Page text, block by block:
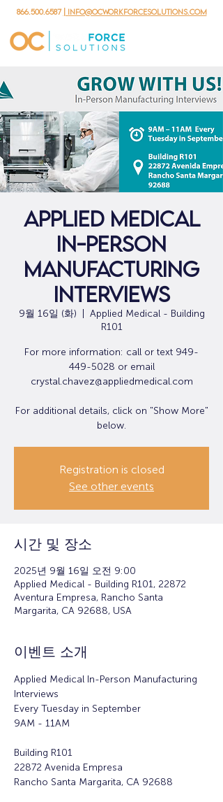
866.500.6587 | info@ocworkforcesolutions.com
Applied Medical
In-Person
Manufacturing
Interviews
9월 16일 (화)
Applied Medical - Building
R101
For more information: call or text 949-
449-5028 or email
crystal.chavez@appliedmedical.com
For additional details, click on "Show More"
below.
Registration is closed
See other events
시간 및 장소
2025년 9월 16일 오전 9:00
Applied Medical - Building R101, 22872
Aventura Empresa, Rancho Santa
Margarita, CA 92688, USA
이벤트 소개
Applied Medical In-Person Manufacturing
Interviews
Every Tuesday in September
9AM - 11AM
Building R101
22872 Avenida Empresa
Rancho Santa Margarita, CA 92688